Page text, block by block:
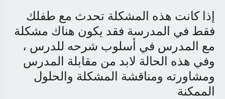
إذا كانت هذه المشكلة تحدث مع طفلك
فقط في المدرسة فقد يكون هناك مشكلة
مع المدرس في أسلوب شرحه للدرس ،
وفي هذه الحالة لابد من مقابلة المدرس
ومشاورته ومناقشة المشكلة والحلول
الممكنة